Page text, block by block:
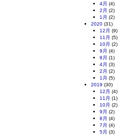
4月 (4)
2月 (2)
1月 (2)
2020 (31)
12月 (9)
11月 (5)
10月 (2)
9月 (4)
8月 (1)
4月 (3)
2月 (2)
1月 (5)
2019 (30)
12月 (4)
11月 (1)
10月 (2)
9月 (2)
8月 (4)
7月 (4)
5月 (3)